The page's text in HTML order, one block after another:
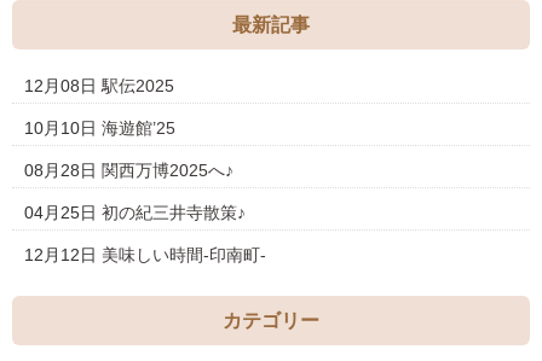
最新記事
12月08日 駅伝2025
10月10日 海遊館’25
08月28日 関西万博2025へ♪
04月25日 初の紀三井寺散策♪
12月12日 美味しい時間-印南町-
カテゴリー